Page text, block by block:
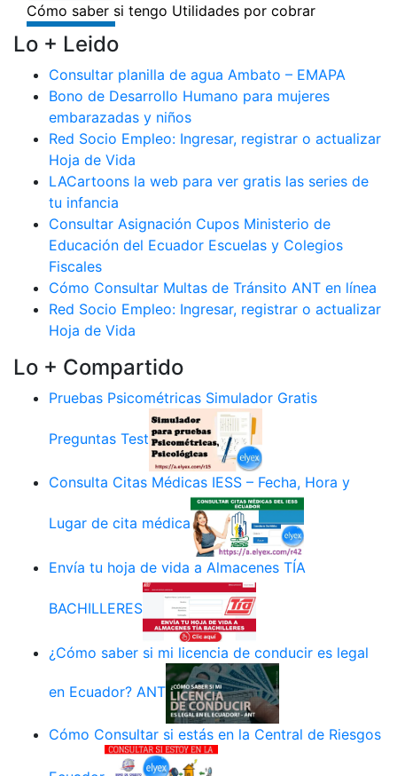
Lo + Leido
Consultar planilla de agua Ambato – EMAPA
Bono de Desarrollo Humano para mujeres
embarazadas y niños
Red Socio Empleo: Ingresar, registrar o actualizar
Hoja de Vida
LACartoons la web para ver gratis las series de
tu infancia
Consultar Asignación Cupos Ministerio de
Educación del Ecuador Escuelas y Colegios
Fiscales
Cómo Consultar Multas de Tránsito ANT en línea
Red Socio Empleo: Ingresar, registrar o actualizar
Hoja de Vida
Lo + Compartido
Pruebas Psicométricas Simulador Gratis
Preguntas Test
Consulta Citas Médicas IESS – Fecha, Hora y
Lugar de cita médica
Envía tu hoja de vida a Almacenes TÍA
BACHILLERES
¿Cómo saber si mi licencia de conducir es legal
en Ecuador? ANT
Cómo Consultar si estás en la Central de Riesgos